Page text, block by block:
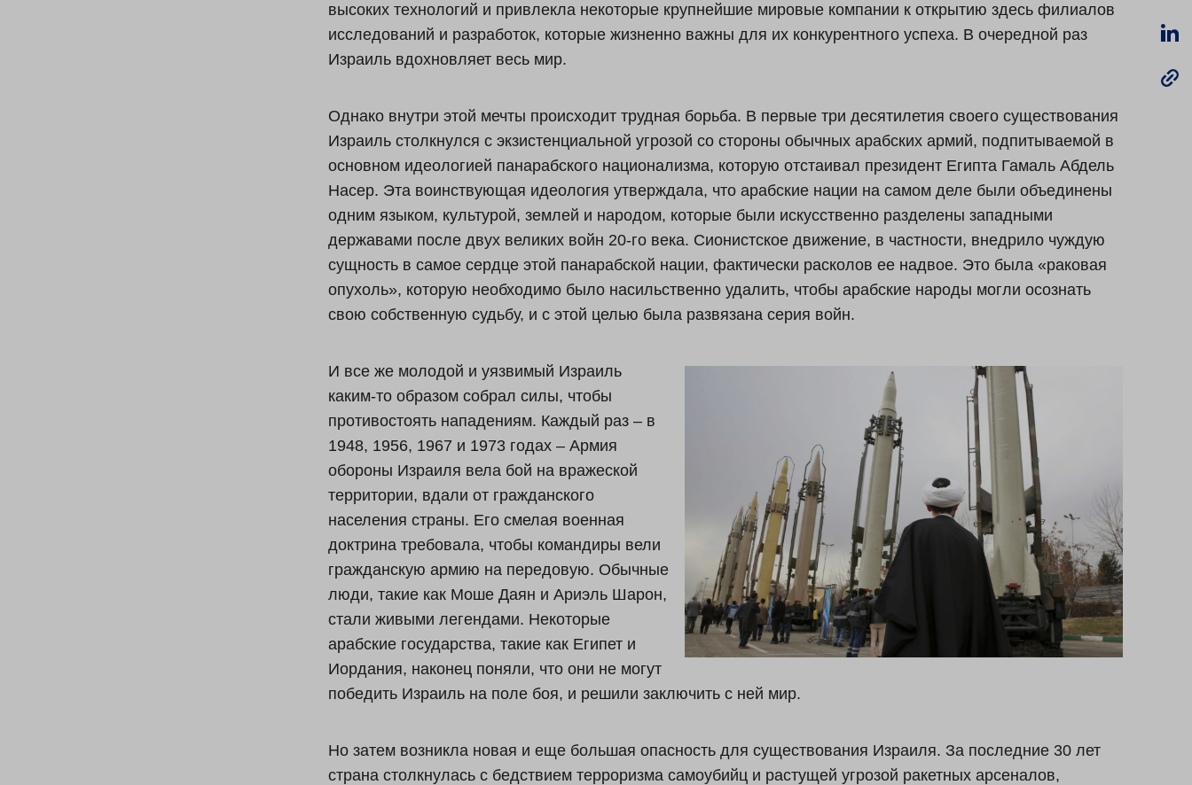
высоких технологий и привлекла некоторые крупнейшие мировые компании к открытию здесь филиалов
исследований и разработок, которые жизненно важны для их конкурентного успеха. В очередной раз
Израиль вдохновляет весь мир.
Однако внутри этой мечты происходит трудная борьба. В первые три десятилетия своего существования
Израиль столкнулся с экзистенциальной угрозой со стороны обычных арабских армий, подпитываемой в
основном идеологией панарабского национализма, которую отстаивал президент Египта Гамаль Абдель
Насер. Эта воинствующая идеология утверждала, что арабские нации на самом деле были объединены
одним языком, культурой, землей и народом, которые были искусственно разделены западными
державами после двух великих войн 20-го века. Сионистское движение, в частности, внедрило чуждую
сущность в самое сердце этой панарабской нации, фактически расколов ее надвое. Это была «раковая
опухоль», которую необходимо было насильственно удалить, чтобы арабские народы могли осознать
свою собственную судьбу, и с этой целью была развязана серия войн.
И все же молодой и уязвимый Израиль
каким-то образом собрал силы, чтобы
противостоять нападениям. Каждый раз – в
1948, 1956, 1967 и 1973 годах – Армия
обороны Израиля вела бой на вражеской
территории, вдали от гражданского
населения страны. Его смелая военная
доктрина требовала, чтобы командиры вели
гражданскую армию на передовую. Обычные
люди, такие как Моше Даян и Ариэль Шарон,
стали живыми легендами. Некоторые
арабские государства, такие как Египет и
Иордания, наконец поняли, что они не могут
победить Израиль на поле боя, и решили заключить с ней мир.
Но затем возникла новая и еще большая опасность для существования Израиля. За последние 30 лет
страна столкнулась с бедствием терроризма самоубийц и растущей угрозой ракетных арсеналов,